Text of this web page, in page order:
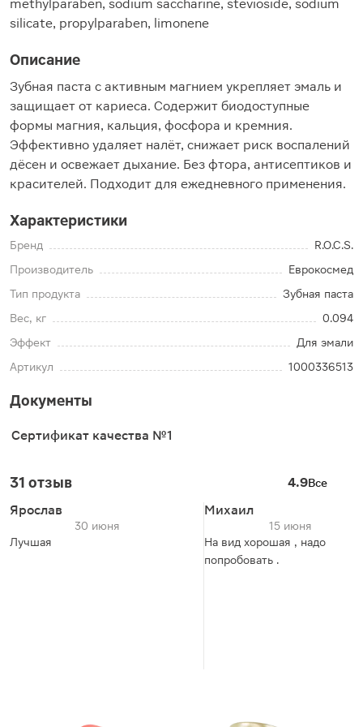
methylparaben, sоdium saccharine, stevioside, sodium
silicate, propylparaben, limonene
Описание
Зубная паста с активным магнием укрепляет эмаль и
защищает от кариеса. Содержит биодоступные
формы магния, кальция, фосфора и кремния.
Эффективно удаляет налёт, снижает риск воспалений
дёсен и освежает дыхание. Без фтора, антисептиков и
красителей. Подходит для ежедневного применения.
Характеристики
Бренд
R.O.C.S.
Производитель
Еврокосмед
Тип продукта
Зубная паста
Вес, кг
0.094
Эффект
Для эмали
Артикул
1000336513
Документы
Сертификат качества №1
31 отзыв 4.9Все
Ярослав
30 июня
Лучшая
Михаил
15 июня
На вид хорошая , надо
попробовать .